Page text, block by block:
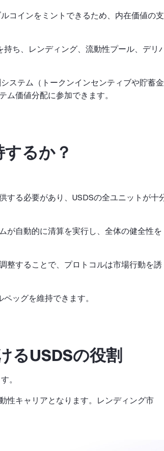
コインをミントできるため、内在価値の支
ち、レンディング、流動性プール、デリ
ステム（トークンインセンティブや貯蓄金
価値分配に参加できます。
るか？
する必要があり、USDSの全ユニットが十
が自動的に清算を実行し、全体の健全性を
整することで、プロトコルは市場行動を誘
ッグを維持できます。
るUSDSの役割
。
性キャリアとなります。レンディング市